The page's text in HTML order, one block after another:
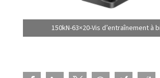
150kN-63×20-Vis d’entraînement à